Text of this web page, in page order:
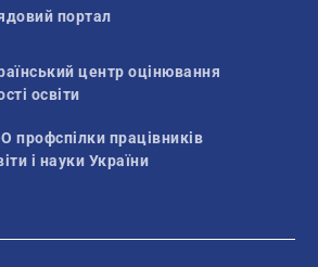
портал
центр оцінювання
освіти
профспілки працівників
і науки України